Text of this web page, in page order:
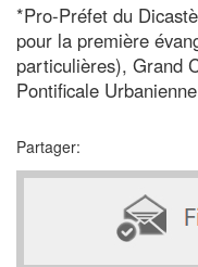
*Pro-Préfet du
pour la première
particulières), Grand
Pontificale Urbanienne
Partager: